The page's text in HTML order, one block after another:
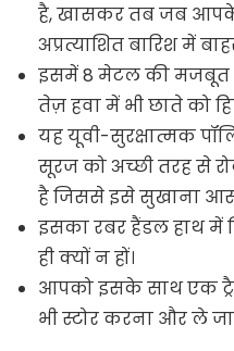
है, खासकर तब जब
अप्रत्याशित बारिश में
इसमें 8 मेटल की मजबूत
तेज़ हवा में भी छाते को
यह यूवी-सुरक्षात्मक
सूरज को अच्छी तरह से
है जिससे इसे सुखाना
इसका रबर हैंडल हाथ में
ही क्यों न हों।
आपको इसके साथ एक
भी स्टोर करना और ले